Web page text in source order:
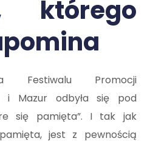
którego
Festiwalu Promocji
i Mazur odbyła się pod
się pamięta”. I tak jak
jest z pewnością